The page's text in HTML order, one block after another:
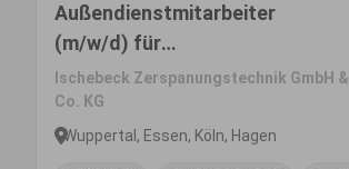
Außendienstmitarbeiter
(m/w/d) für
Zerspanungswerkzeuge
Ischebeck Zerspanungstechnik GmbH &
Co. KG
Wuppertal, Essen, Köln, Hagen